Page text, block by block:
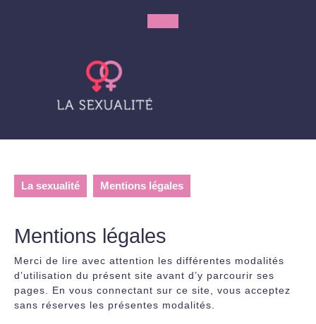
Open
La sexualité Mentions légales
Mentions légales
Merci de lire avec attention les différentes modalités
d’utilisation du présent site avant d’y parcourir ses
pages. En vous connectant sur ce site, vous acceptez
sans réserves les présentes modalités.